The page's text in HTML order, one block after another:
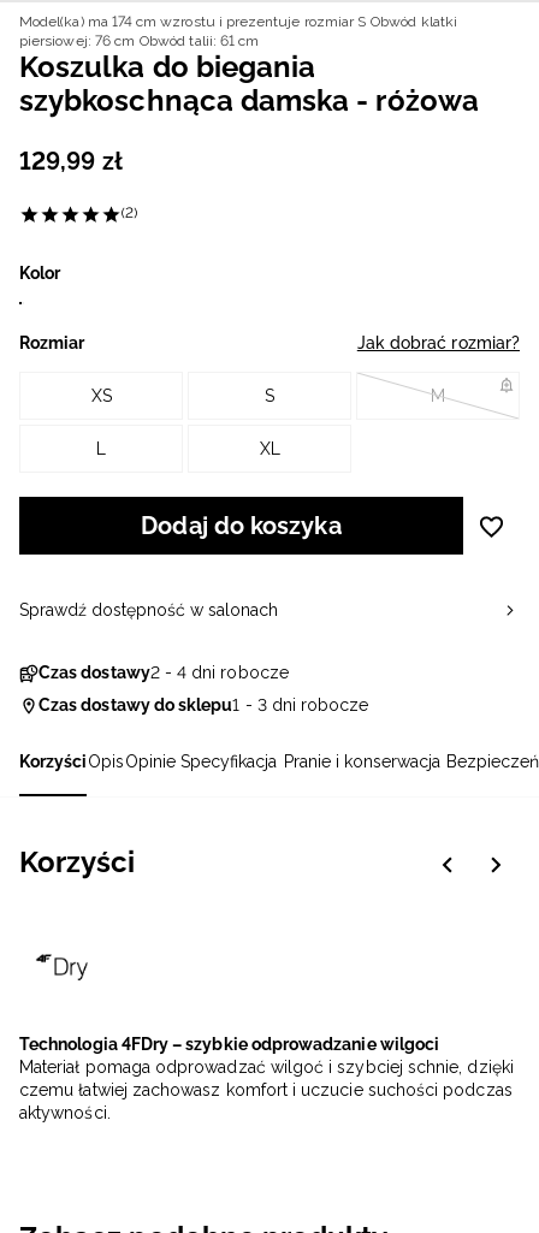
Model(ka) ma 174 cm wzrostu i prezentuje rozmiar S Obwód klatki
piersiowej: 76 cm Obwód talii: 61 cm
KorzyściOpisOpinie Specyfikacja Pranie i konserwacja
Korzyści
Technologia 4FDry – szybkie odprowadzanie wilgoci
Materiał pomaga odprowadzać wilgoć i szybciej schnie, dzięki
czemu łatwiej zachowasz komfort i uczucie suchości podczas
aktywności.
Koszulka do biegania
szybkoschnąca damska - różowa
129,99 zł
(2)
Kolor
Rozmiar Jak dobrać rozmiar?
XS S M
L XL
Dodaj do koszyka
Czas dostawy2 - 4 dni robocze
Czas dostawy do sklepu1 - 3 dni robocze
Sprawdź dostępność w salonach